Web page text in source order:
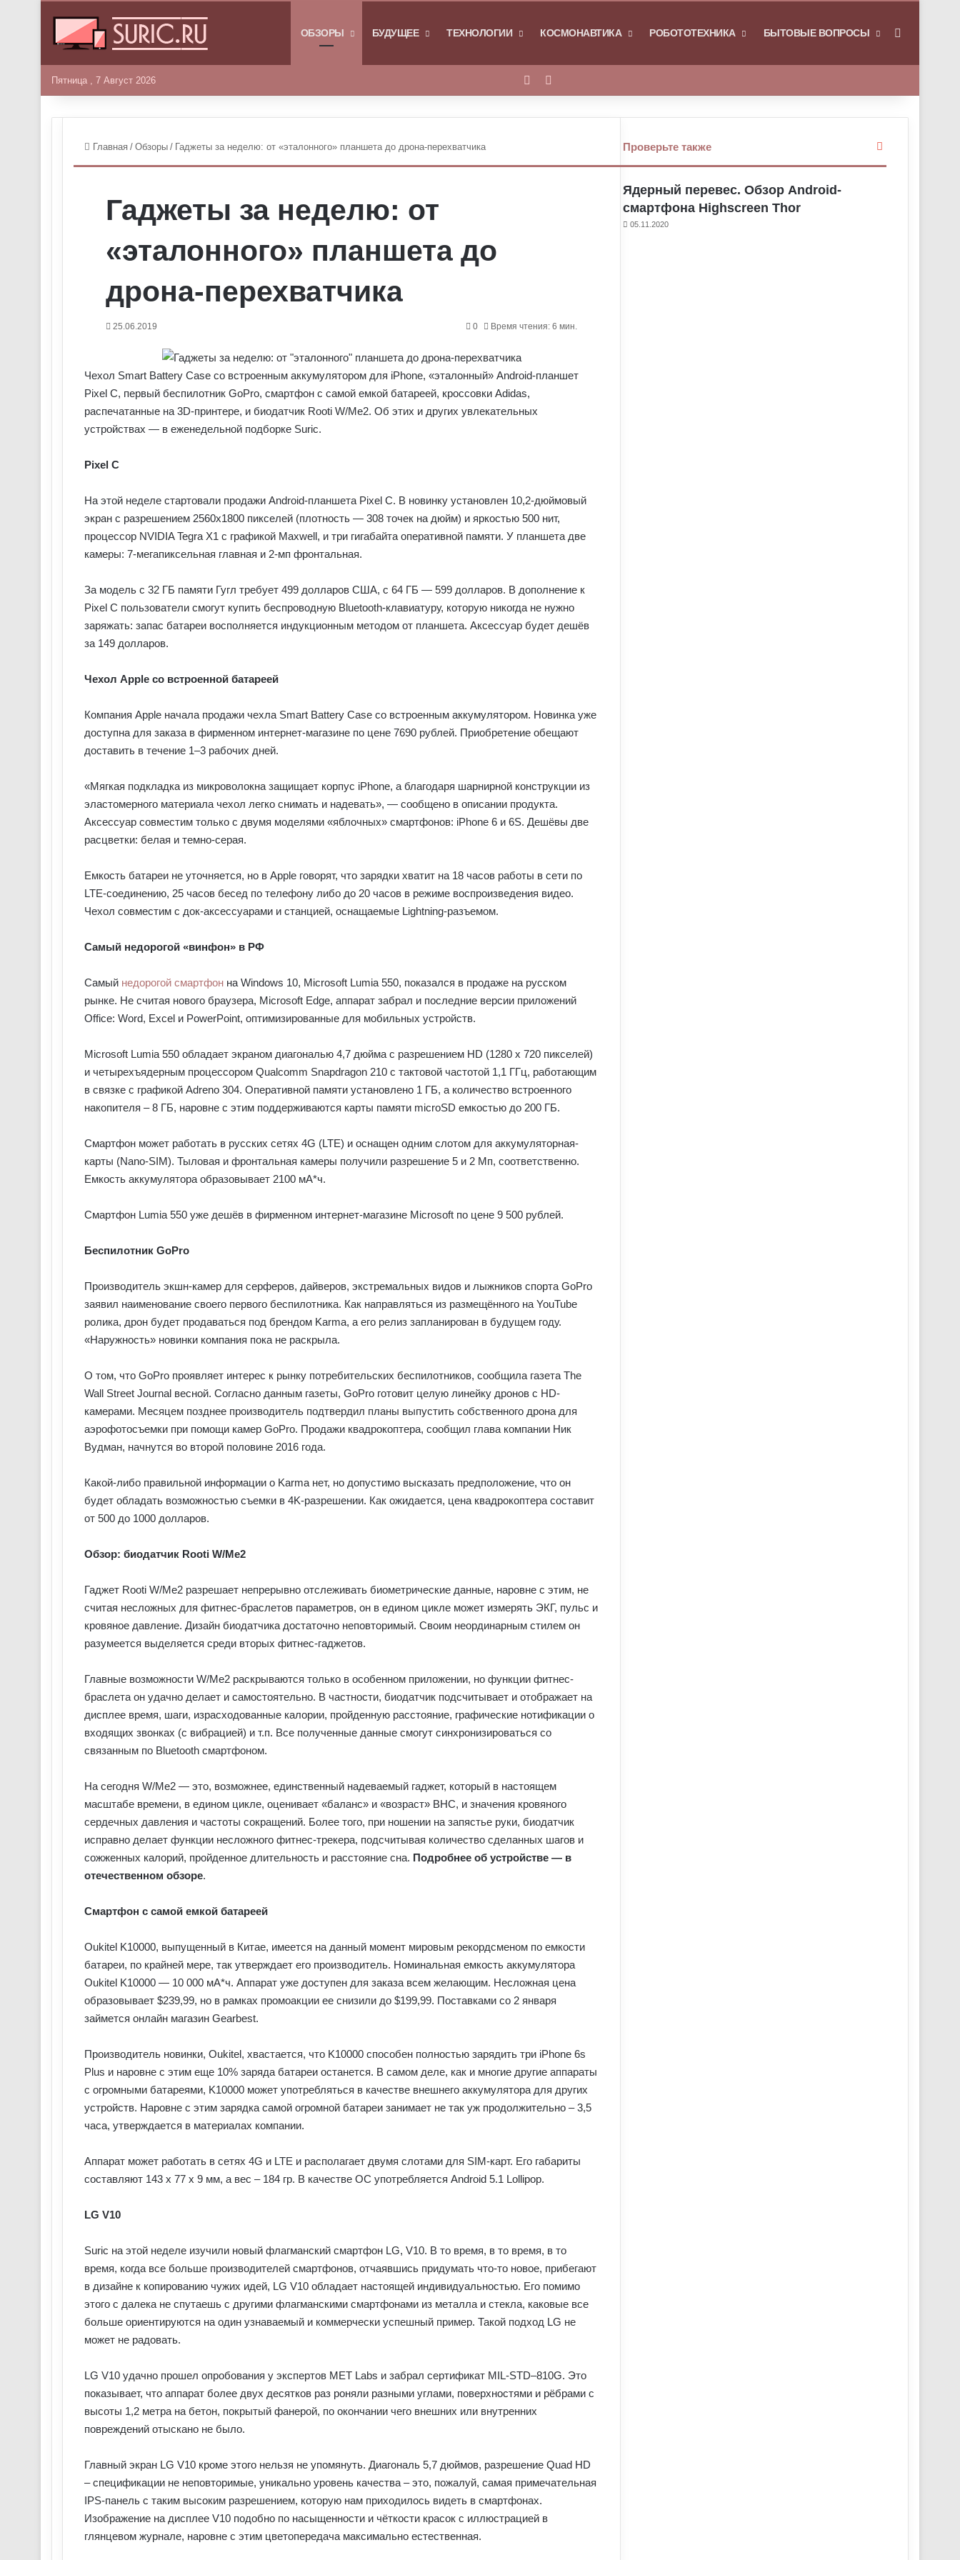
ГЛАВНАЯОБЗОРЫ БУДУЩЕЕ ТЕХНОЛОГИИ КОСМОНАВТИКА РОБОТОТЕХНИКА БЫТОВЫЕ ВОПРОСЫ
Пятница , 7 Август 2026 Войти
Главная / Обзоры / Гаджеты за неделю: от «эталонного» планшета до дрона-перехватчика
Гаджеты за неделю: от
«эталонного» планшета до
дрона-перехватчика
25.06.2019 0 Время чтения: 6 мин.
Чехол Smart Battery Case со встроенным аккумулятором для iPhone, «эталонный» Android-планшет
Pixel C, первый беспилотник GoPro, смартфон с самой емкой батареей, кроссовки Adidas,
распечатанные на 3D-принтере, и биодатчик Rooti W/Me2. Об этих и других увлекательных
устройствах — в еженедельной подборке Suric.
Pixel C
На этой неделе стартовали продажи Android-планшета Pixel C. В новинку установлен 10,2-дюймовый
экран с разрешением 2560х1800 пикселей (плотность — 308 точек на дюйм) и яркостью 500 нит,
процессор NVIDIA Tegra X1 с графикой Maxwell, и три гигабайта оперативной памяти. У планшета две
камеры: 7-мегапиксельная главная и 2-мп фронтальная.
За модель с 32 ГБ памяти Гугл требует 499 долларов США, с 64 ГБ — 599 долларов. В дополнение к
Pixel C пользователи смогут купить беспроводную Bluetooth-клавиатуру, которую никогда не нужно
заряжать: запас батареи восполняется индукционным методом от планшета. Аксессуар будет дешёв
за 149 долларов.
Чехол Apple со встроенной батареей
Компания Apple начала продажи чехла Smart Battery Case со встроенным аккумулятором. Новинка уже
доступна для заказа в фирменном интернет-магазине по цене 7690 рублей. Приобретение обещают
доставить в течение 1–3 рабочих дней.
«Мягкая подкладка из микроволокна защищает корпус iPhone, а благодаря шарнирной конструкции из
эластомерного материала чехол легко снимать и надевать», — сообщено в описании продукта.
Аксессуар совместим только с двумя моделями «яблочных» смартфонов: iPhone 6 и 6S. Дешёвы две
расцветки: белая и темно-серая.
Емкость батареи не уточняется, но в Apple говорят, что зарядки хватит на 18 часов работы в сети по
LTE-соединению, 25 часов бесед по телефону либо до 20 часов в режиме воспроизведения видео.
Чехол совместим с док-аксессуарами и станцией, оснащаемые Lightning-разъемом.
Самый недорогой «винфон» в РФ
Самый недорогой смартфон на Windows 10, Microsoft Lumia 550, показался в продаже на русском
рынке. Не считая нового браузера, Microsoft Edge, аппарат забрал и последние версии приложений
Office: Word, Excel и PowerPoint, оптимизированные для мобильных устройств.
Microsoft Lumia 550 обладает экраном диагональю 4,7 дюйма с разрешением HD (1280 x 720 пикселей)
и четырехъядерным процессором Qualcomm Snapdragon 210 с тактовой частотой 1,1 ГГц, работающим
в связке с графикой Adreno 304. Оперативной памяти установлено 1 ГБ, а количество встроенного
накопителя – 8 ГБ, наровне с этим поддерживаются карты памяти microSD емкостью до 200 ГБ.
Смартфон может работать в русских сетях 4G (LTE) и оснащен одним слотом для аккумуляторная-
карты (Nano-SIM). Тыловая и фронтальная камеры получили разрешение 5 и 2 Мп, соответственно.
Емкость аккумулятора образовывает 2100 мА*ч.
Смартфон Lumia 550 уже дешёв в фирменном интернет-магазине Microsoft по цене 9 500 рублей.
Беспилотник GoPro
Производитель экшн-камер для серферов, дайверов, экстремальных видов и лыжников спорта GoPro
заявил наименование своего первого беспилотника. Как направляться из размещённого на YouTube
ролика, дрон будет продаваться под брендом Karma, а его релиз запланирован в будущем году.
«Наружность» новинки компания пока не раскрыла.
О том, что GoPro проявляет интерес к рынку потребительских беспилотников, сообщила газета The
Wall Street Journal весной. Согласно данным газеты, GoPro готовит целую линейку дронов с HD-
камерами. Месяцем позднее производитель подтвердил планы выпустить собственного дрона для
аэрофотосъемки при помощи камер GoPro. Продажи квадрокоптера, сообщил глава компании Ник
Вудман, начнутся во второй половине 2016 года.
Какой-либо правильной информации о Karma нет, но допустимо высказать предположение, что он
будет обладать возможностью съемки в 4K-разрешении. Как ожидается, цена квадрокоптера составит
от 500 до 1000 долларов.
Обзор: биодатчик Rooti W/Me2
Гаджет Rooti W/Me2 разрешает непрерывно отслеживать биометрические данные, наровне с этим, не
считая несложных для фитнес-браслетов параметров, он в едином цикле может измерять ЭКГ, пульс и
кровяное давление. Дизайн биодатчика достаточно неповторимый. Своим неординарным стилем он
разумеется выделяется среди вторых фитнес-гаджетов.
Главные возможности W/Me2 раскрываются только в особенном приложении, но функции фитнес-
браслета он удачно делает и самостоятельно. В частности, биодатчик подсчитывает и отображает на
дисплее время, шаги, израсходованные калории, пройденную расстояние, графические нотификации о
входящих звонках (с вибрацией) и т.п. Все полученные данные смогут синхронизироваться со
связанным по Bluetooth смартфоном.
На сегодня W/Me2 — это, возможнее, единственный надеваемый гаджет, который в настоящем
масштабе времени, в едином цикле, оценивает «баланс» и «возраст» ВНС, и значения кровяного
сердечных давления и частоты сокращений. Более того, при ношении на запястье руки, биодатчик
исправно делает функции несложного фитнес-трекера, подсчитывая количество сделанных шагов и
сожженных калорий, пройденное длительность и расстояние сна. Подробнее об устройстве — в
отечественном обзоре.
Смартфон с самой емкой батареей
Oukitel K10000, выпущенный в Китае, имеется на данный момент мировым рекордсменом по емкости
батареи, по крайней мере, так утверждает его производитель. Номинальная емкость аккумулятора
Oukitel K10000 — 10 000 мА*ч. Аппарат уже доступен для заказа всем желающим. Несложная цена
образовывает $239,99, но в рамках промоакции ее снизили до $199,99. Поставками со 2 января
займется онлайн магазин Gearbest.
Производитель новинки, Oukitel, хвастается, что K10000 способен полностью зарядить три iPhone 6s
Plus и наровне с этим еще 10% заряда батареи останется. В самом деле, как и многие другие аппараты
с огромными батареями, K10000 может употребляться в качестве внешнего аккумулятора для других
устройств. Наровне с этим зарядка самой огромной батареи занимает не так уж продолжительно – 3,5
часа, утверждается в материалах компании.
Аппарат может работать в сетях 4G и LTE и располагает двумя слотами для SIM-карт. Его габариты
составляют 143 x 77 x 9 мм, а вес – 184 гр. В качестве ОС употребляется Android 5.1 Lollipop.
LG V10
Suric на этой неделе изучили новый флагманский смартфон LG, V10. В то время, в то время, в то
время, когда все больше производителей смартфонов, отчаявшись придумать что-то новое, прибегают
в дизайне к копированию чужих идей, LG V10 обладает настоящей индивидуальностью. Его помимо
этого с далека не спутаешь с другими флагманскими смартфонами из металла и стекла, каковые все
больше ориентируются на один узнаваемый и коммерчески успешный пример. Такой подход LG не
может не радовать.
LG V10 удачно прошел опробования у экспертов MET Labs и забрал сертификат MIL-STD–810G. Это
показывает, что аппарат более двух десятков раз роняли разными углами, поверхностями и рёбрами с
высоты 1,2 метра на бетон, покрытый фанерой, по окончании чего внешних или внутренних
повреждений отыскано не было.
Главный экран LG V10 кроме этого нельзя не упомянуть. Диагональ 5,7 дюймов, разрешение Quad HD
– спецификации не неповторимые, уникально уровень качества – это, пожалуй, самая примечательная
IPS-панель с таким высоким разрешением, которую нам приходилось видеть в смартфонах.
Изображение на дисплее V10 подобно по насыщенности и чёткости красок с иллюстрацией в
глянцевом журнале, наровне с этим цветопередача максимально естественная.
Проверьте также
Ядерный перевес. Обзор Android-
смартфона Highscreen Thor
05.11.2020